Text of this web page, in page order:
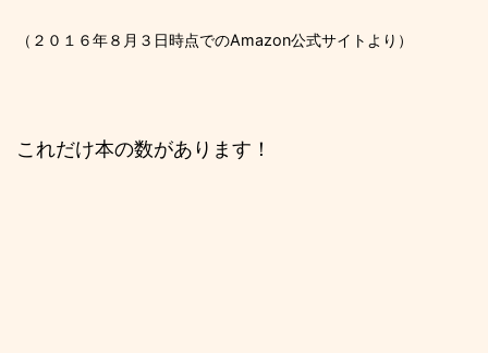
（２０１６年８月３日時点でのAmazon公式サイトより）
これだけ本の数があります！